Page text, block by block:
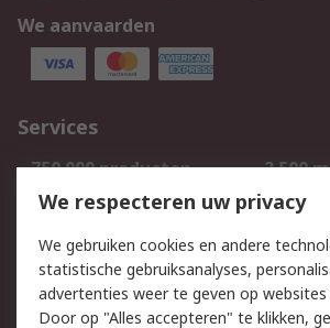
We aanvaarden
Services
750.000 producten
2.500
Bestellen
Track & Trace
Wettelijk
We respecteren uw privacy
We gebruiken cookies en andere
statistische gebruiksanalyses,
advertenties weer te geven op websites
Door op "Alles accepteren" te klikken,